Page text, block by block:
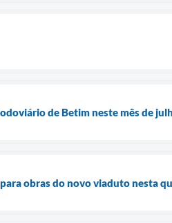
de Betim neste mês de
obras do novo viaduto nesta